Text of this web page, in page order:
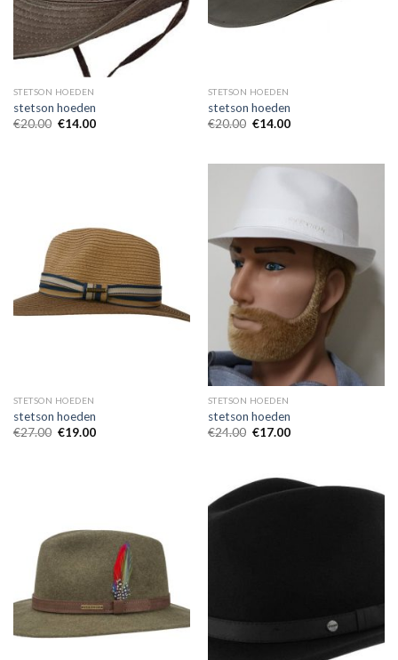
STETSON HOEDEN
stetson hoeden
€20.00 €14.00
STETSON HOEDEN
stetson hoeden
€20.00 €14.00
STETSON HOEDEN
stetson hoeden
€27.00 €19.00
STETSON HOEDEN
stetson hoeden
€24.00 €17.00